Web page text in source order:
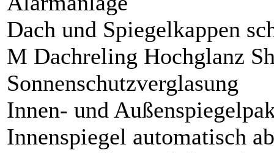
Dach und Spiegelkappen
M Dachreling Hochglanz
Sonnenschutzverglasung
Innen- und
Innenspiegel automatisch